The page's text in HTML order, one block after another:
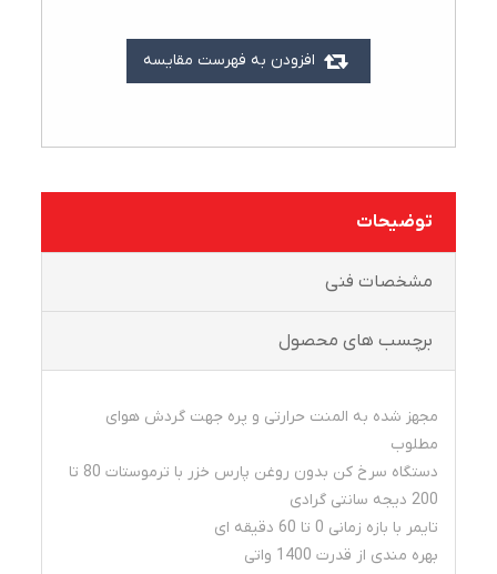
افزودن به فهرست مقایسه
توضیحات
مشخصات فنی
برچسب های محصول
مجهز شده به المنت حرارتی و پره جهت گردش هوای
مطلوب
دستگاه سرخ کن بدون روغن پارس خزر با ترموستات 80 تا
200 دیجه سانتی گرادی
تایمر با بازه زمانی 0 تا 60 دقیقه ای
بهره مندی از قدرت 1400 واتی